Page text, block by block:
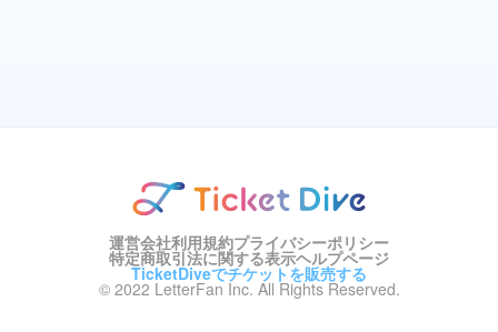
運営会社利用規約プライバシーポリシー
特定商取引法に関する表示ヘルプページ
TicketDiveでチケットを販売する
© 2022 LetterFan Inc. All Rights Reserved.